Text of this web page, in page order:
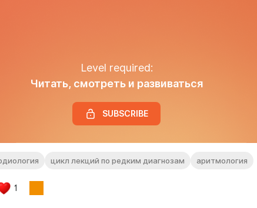
Level required:
Читать, смотреть и развиваться
SUBSCRIBE
цикл лекций по редким диагнозам аритмология
1